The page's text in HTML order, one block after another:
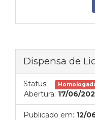
Dispensa de
Status:
Abertura: 17/06/
Publicado em: 12/